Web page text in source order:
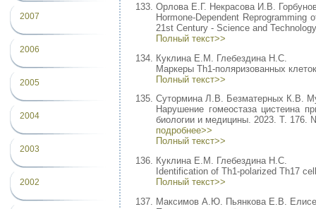
2007
2006
2005
2004
2003
2002
Орлова Е.Г. Некрасова И.В.
Hormone-Dependent
21st Century - Science and
Полный текст>>
Куклина Е.М. Глебездина Н.С.
Маркеры Th1-поляризованных
Полный текст>>
Сутормина Л.В. Безматерных К.В.
Нарушение гомеостаза цистеина
биологии и медицины. 2023. Т. 176.
подробнее>>
Полный текст>>
Куклина Е.М. Глебездина Н.С.
Identification of Th1-polarized Th17
Полный текст>>
Максимов А.Ю. Пьянкова Е.В.